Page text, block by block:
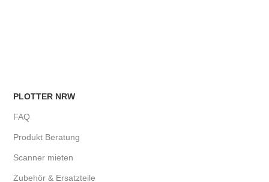
PLOTTER NRW
FAQ
Produkt Beratung
Scanner mieten
Zubehör & Ersatzteile